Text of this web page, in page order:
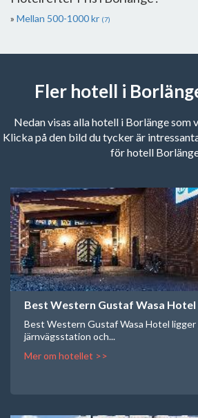
Mellan 500-1000 kr (7)
Fler hotell i
Nedan visas alla hotell i Borlänge som
Klicka på den bild du tycker är
för hotell
Best Western Gustaf Wasa Hotel
Best Western Gustaf Wasa Hotel ligger
järnvägsstation och...
Mer om hotellet >>